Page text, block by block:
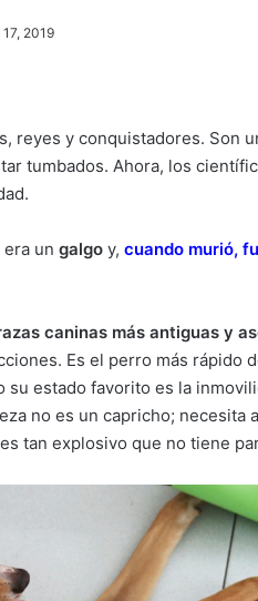
2019
reyes y conquistadores. Son
tumbados. Ahora, los
un galgo y, cuando murió,
caninas más antiguas y
Es el perro más rápido
estado favorito es la
no es un capricho; necesita
tan explosivo que no tiene